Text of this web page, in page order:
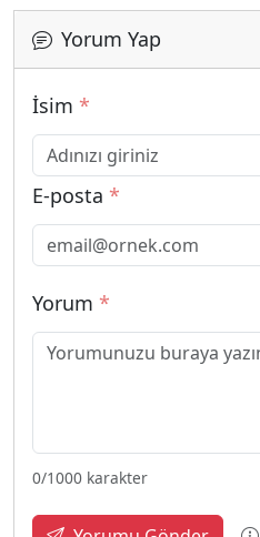
Yorum Yap
İsim *
E-posta *
Yorum *
0/1000 karakter